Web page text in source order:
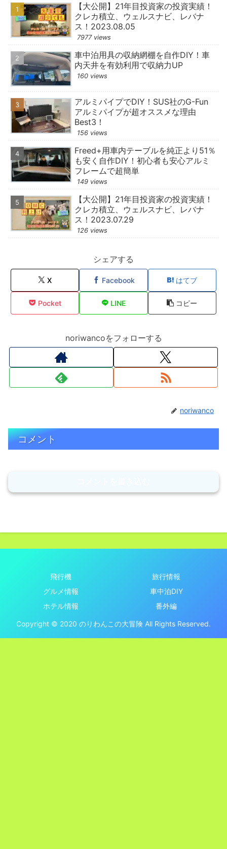
【大公開】21年目投資家の投資実績！
クレカ積立、ウェルスナビ、レバナ
ス！2023.08.05
7977 views
車中泊用具の収納網棚を自作DIY！車
内天井を有効利用で収納力UP
160 views
アルミパイプでDIY！SUS社のG-Fun
アルミパイプが超オススメな理由
Best3！
156 views
Freed+用車内テーブルを純正より51％
も安く自作DIY！初心者も安心アルミ
フレームで超簡単
149 views
【大公開】21年目投資家の投資実績！
クレカ積立、ウェルスナビ、レバナ
ス！2023.07.29
126 views
シェアする
X Facebook はてブ
Pocket LINE コピー
noriwancoをフォローする
noriwanco
コメント
飛行機
旅行情報
グルメ情報
車中泊DIY
ホテル情報
番外編
Copyright © 2020 のりわんこの大冒険 All Rights Reserved.